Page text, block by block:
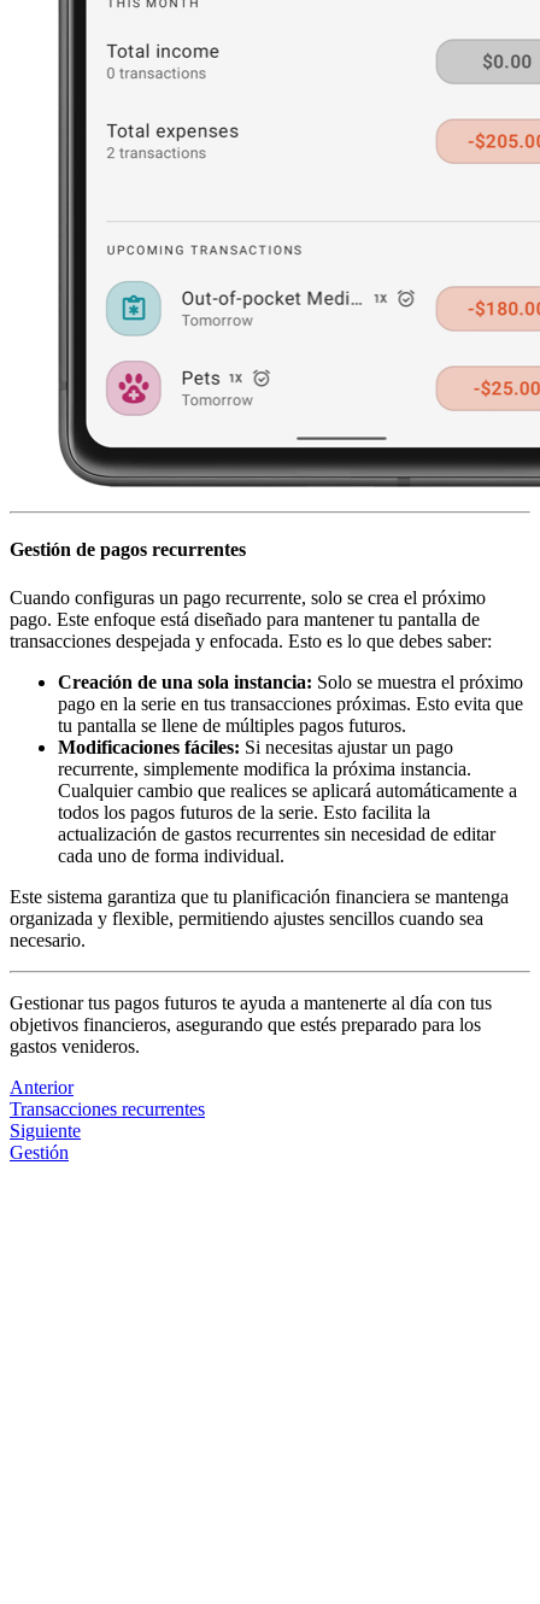
Gestión de pagos recurrentes
Cuando configuras un pago recurrente, solo se crea el próximo
pago. Este enfoque está diseñado para mantener tu pantalla de
transacciones despejada y enfocada. Esto es lo que debes saber:
Creación de una sola instancia: Solo se muestra el próximo
pago en la serie en tus transacciones próximas. Esto evita que
tu pantalla se llene de múltiples pagos futuros.
Modificaciones fáciles: Si necesitas ajustar un pago
recurrente, simplemente modifica la próxima instancia.
Cualquier cambio que realices se aplicará automáticamente a
todos los pagos futuros de la serie. Esto facilita la
actualización de gastos recurrentes sin necesidad de editar
cada uno de forma individual.
Este sistema garantiza que tu planificación financiera se mantenga
organizada y flexible, permitiendo ajustes sencillos cuando sea
necesario.
Gestionar tus pagos futuros te ayuda a mantenerte al día con tus
objetivos financieros, asegurando que estés preparado para los
gastos venideros​​.
Anterior
Transacciones recurrentes
Siguiente
Gestión